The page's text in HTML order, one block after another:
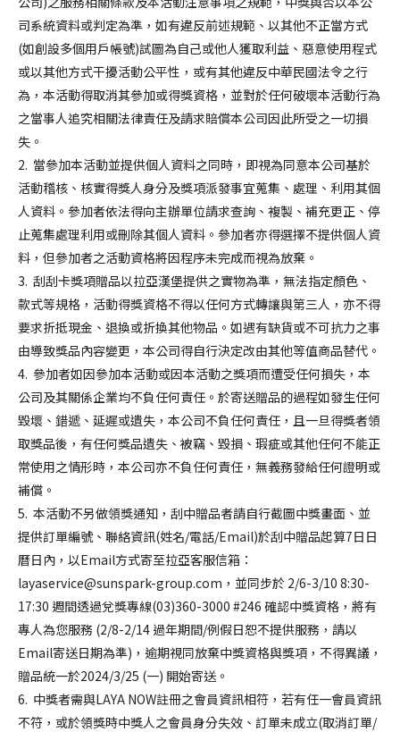
司系統資料或判定為準，如有違反前述規範、以其他不正當方式
(如創設多個用戶帳號)試圖為自己或他人獲取利益、惡意使用程式
或以其他方式干擾活動公平性，或有其他違反中華民國法令之行
為，本活動得取消其參加或得獎資格，並對於任何破壞本活動行為
之當事人追究相關法律責任及請求賠償本公司因此所受之一切損
失。
2. 當參加本活動並提供個人資料之同時，即視為同意本公司基於
活動稽核、核實得獎人身分及獎項派發事宜蒐集、處理、利用其個
人資料。參加者依法得向主辦單位請求查詢、複製、補充更正、停
止蒐集處理利用或刪除其個人資料。參加者亦得選擇不提供個人資
料，但參加者之活動資格將因程序未完成而視為放棄。
3. 刮刮卡獎項贈品以拉亞漢堡提供之實物為準，無法指定顏色、
款式等規格，活動得獎資格不得以任何方式轉讓與第三人，亦不得
要求折抵現金、退換或折換其他物品。如遇有缺貨或不可抗力之事
由導致獎品內容變更，本公司得自行決定改由其他等值商品替代。
4. 參加者如因參加本活動或因本活動之獎項而遭受任何損失，本
公司及其關係企業均不負任何責任。於寄送贈品的過程如發生任何
毀壞、錯遞、延遲或遺失，本公司不負任何責任，且一旦得獎者領
取獎品後，有任何獎品遺失、被竊、毀損、瑕疵或其他任何不能正
常使用之情形時，本公司亦不負任何責任，無義務發給任何證明或
補償。
5. 本活動不另做領獎通知，刮中贈品者請自行截圖中獎畫面、並
提供訂單編號、聯絡資訊(姓名/電話/Email)於刮中贈品起算7日日
曆日內，以Email方式寄至拉亞客服信箱：
layaservice@sunspark-group.com，並同步於 2/6-3/10 8:30-
17:30 週間透過兌獎專線(03)360-3000 #246 確認中獎資格，將有
專人為您服務 (2/8-2/14 過年期間/例假日恕不提供服務，請以
Email寄送日期為準)，逾期視同放棄中獎資格與獎項，不得異議，
贈品統一於2024/3/25 (一) 開始寄送。
6. 中獎者需與LAYA NOW註冊之會員資訊相符，若有任一會員資訊
不符，或於領獎時中獎人之會員身分失效、訂單未成立(取消訂單/